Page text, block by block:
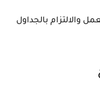
والالتزام بالجداول